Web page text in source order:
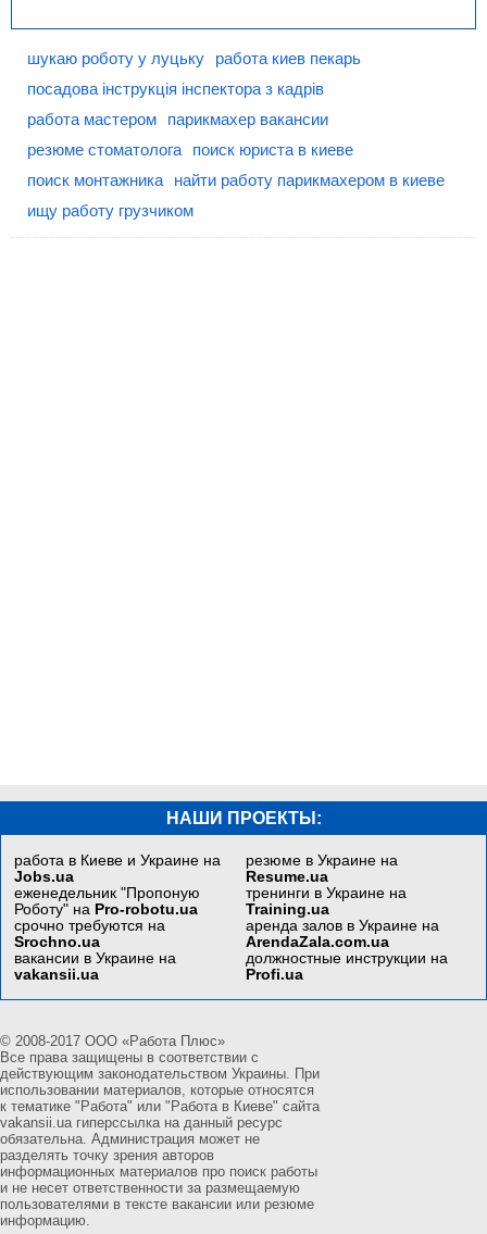
шукаю роботу у луцьку
работа киев пекарь
посадова інструкція інспектора з кадрів
работа мастером
парикмахер вакансии
резюме стоматолога
поиск юриста в киеве
поиск монтажника
найти работу парикмахером в киеве
ищу работу грузчиком
НАШИ ПРОЕКТЫ:
работа в Киеве и Украине на
Jobs.ua
еженедельник "Пропоную
Роботу" на Pro-robotu.ua
срочно требуются на
Srochno.ua
вакансии в Украине на
vakansii.ua
резюме в Украине на
Resume.ua
тренинги в Украине на
Training.ua
аренда залов в Украине на
ArendaZala.com.ua
должностные инструкции на
Profi.ua
© 2008-2017 ООО «Работа Плюс»
Все права защищены в соответствии с
действующим законодательством Украины. При
использовании материалов, которые относятся
к тематике "Работа" или "Работа в Киеве" сайта
vakansii.ua гиперссылка на данный ресурс
обязательна. Администрация может не
разделять точку зрения авторов
информационных материалов про поиск работы
и не несет ответственности за размещаемую
пользователями в тексте вакансии или резюме
информацию.